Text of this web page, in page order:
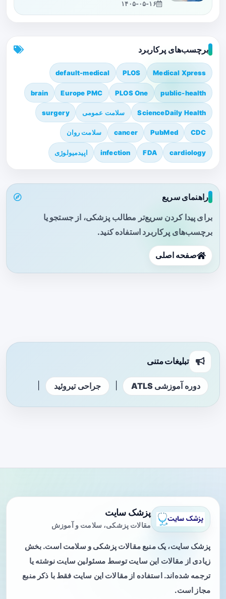
۱۴۰۵-۰۵-۱۶
برچسب‌های پرکاربرد
Medical Xpress
PLOS
default-medical
public-health
PLOS One
Europe PMC
brain
ScienceDaily Health سلامت عمومی surgery
CDC
PubMed
cancer سلامت روان
cardiology
FDA
infection اپیدمیولوژی
راهنمای سریع
برای پیدا کردن سریع‌تر مطالب پزشکی، از جستجو یا
برچسب‌های پرکاربرد استفاده کنید.
صفحه اصلی
تبلیغات متنی
دوره آموزشی ATLS جراحی تیروئید
پزشک سایت
مقالات پزشکی، سلامت و آموزش
پزشک سایت، یک منبع مقالات پزشکی و سلامت است. بخش
زیادی از مقالات این سایت توسط مسئولین سایت نوشته یا
ترجمه شده‌اند. استفاده از مقالات این سایت فقط با ذکر منبع
مجاز است.